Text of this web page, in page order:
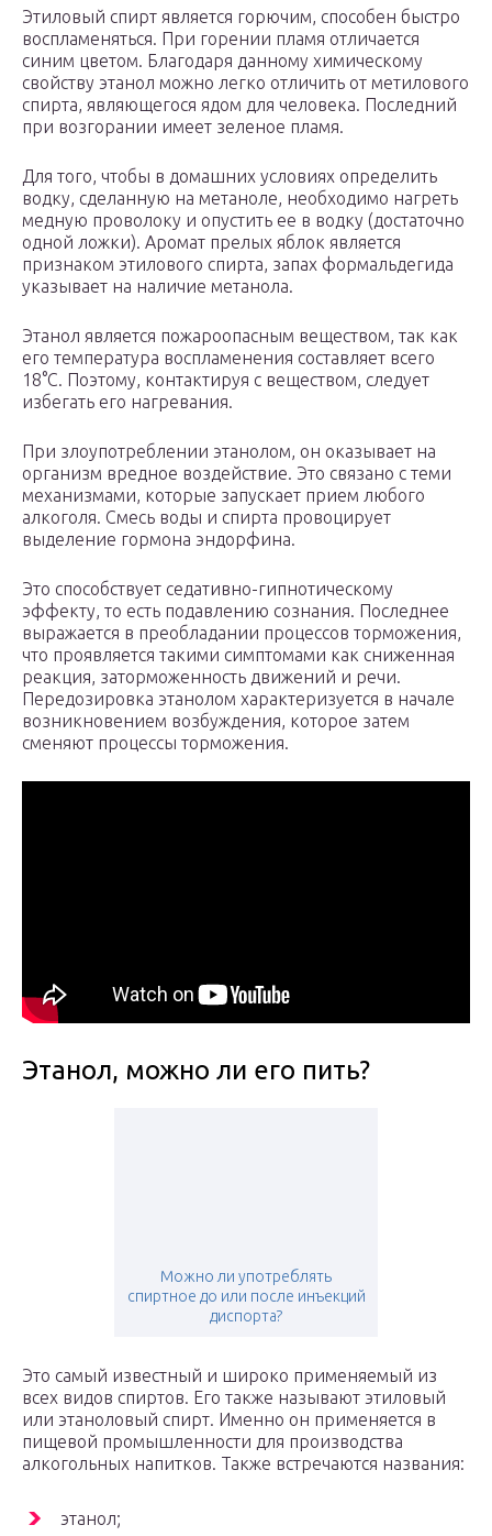
Этиловый спирт является горючим, способен быстро
воспламеняться. При горении пламя отличается
синим цветом. Благодаря данному химическому
свойству этанол можно легко отличить от метилового
спирта, являющегося ядом для человека. Последний
при возгорании имеет зеленое пламя.
Для того, чтобы в домашних условиях определить
водку, сделанную на метаноле, необходимо нагреть
медную проволоку и опустить ее в водку (достаточно
одной ложки). Аромат прелых яблок является
признаком этилового спирта, запах формальдегида
указывает на наличие метанола.
Этанол является пожароопасным веществом, так как
его температура воспламенения составляет всего
18°С. Поэтому, контактируя с веществом, следует
избегать его нагревания.
При злоупотреблении этанолом, он оказывает на
организм вредное воздействие. Это связано с теми
механизмами, которые запускает прием любого
алкоголя. Смесь воды и спирта провоцирует
выделение гормона эндорфина.
Это способствует седативно-гипнотическому
эффекту, то есть подавлению сознания. Последнее
выражается в преобладании процессов торможения,
что проявляется такими симптомами как сниженная
реакция, заторможенность движений и речи.
Передозировка этанолом характеризуется в начале
возникновением возбуждения, которое затем
сменяют процессы торможения.
Этанол, можно ли его пить?
Можно ли употреблять
спиртное до или после инъекций
диспорта?
Это самый известный и широко применяемый из
всех видов спиртов. Его также называют этиловый
или этаноловый спирт. Именно он применяется в
пищевой промышленности для производства
алкогольных напитков. Также встречаются названия:
этанол;